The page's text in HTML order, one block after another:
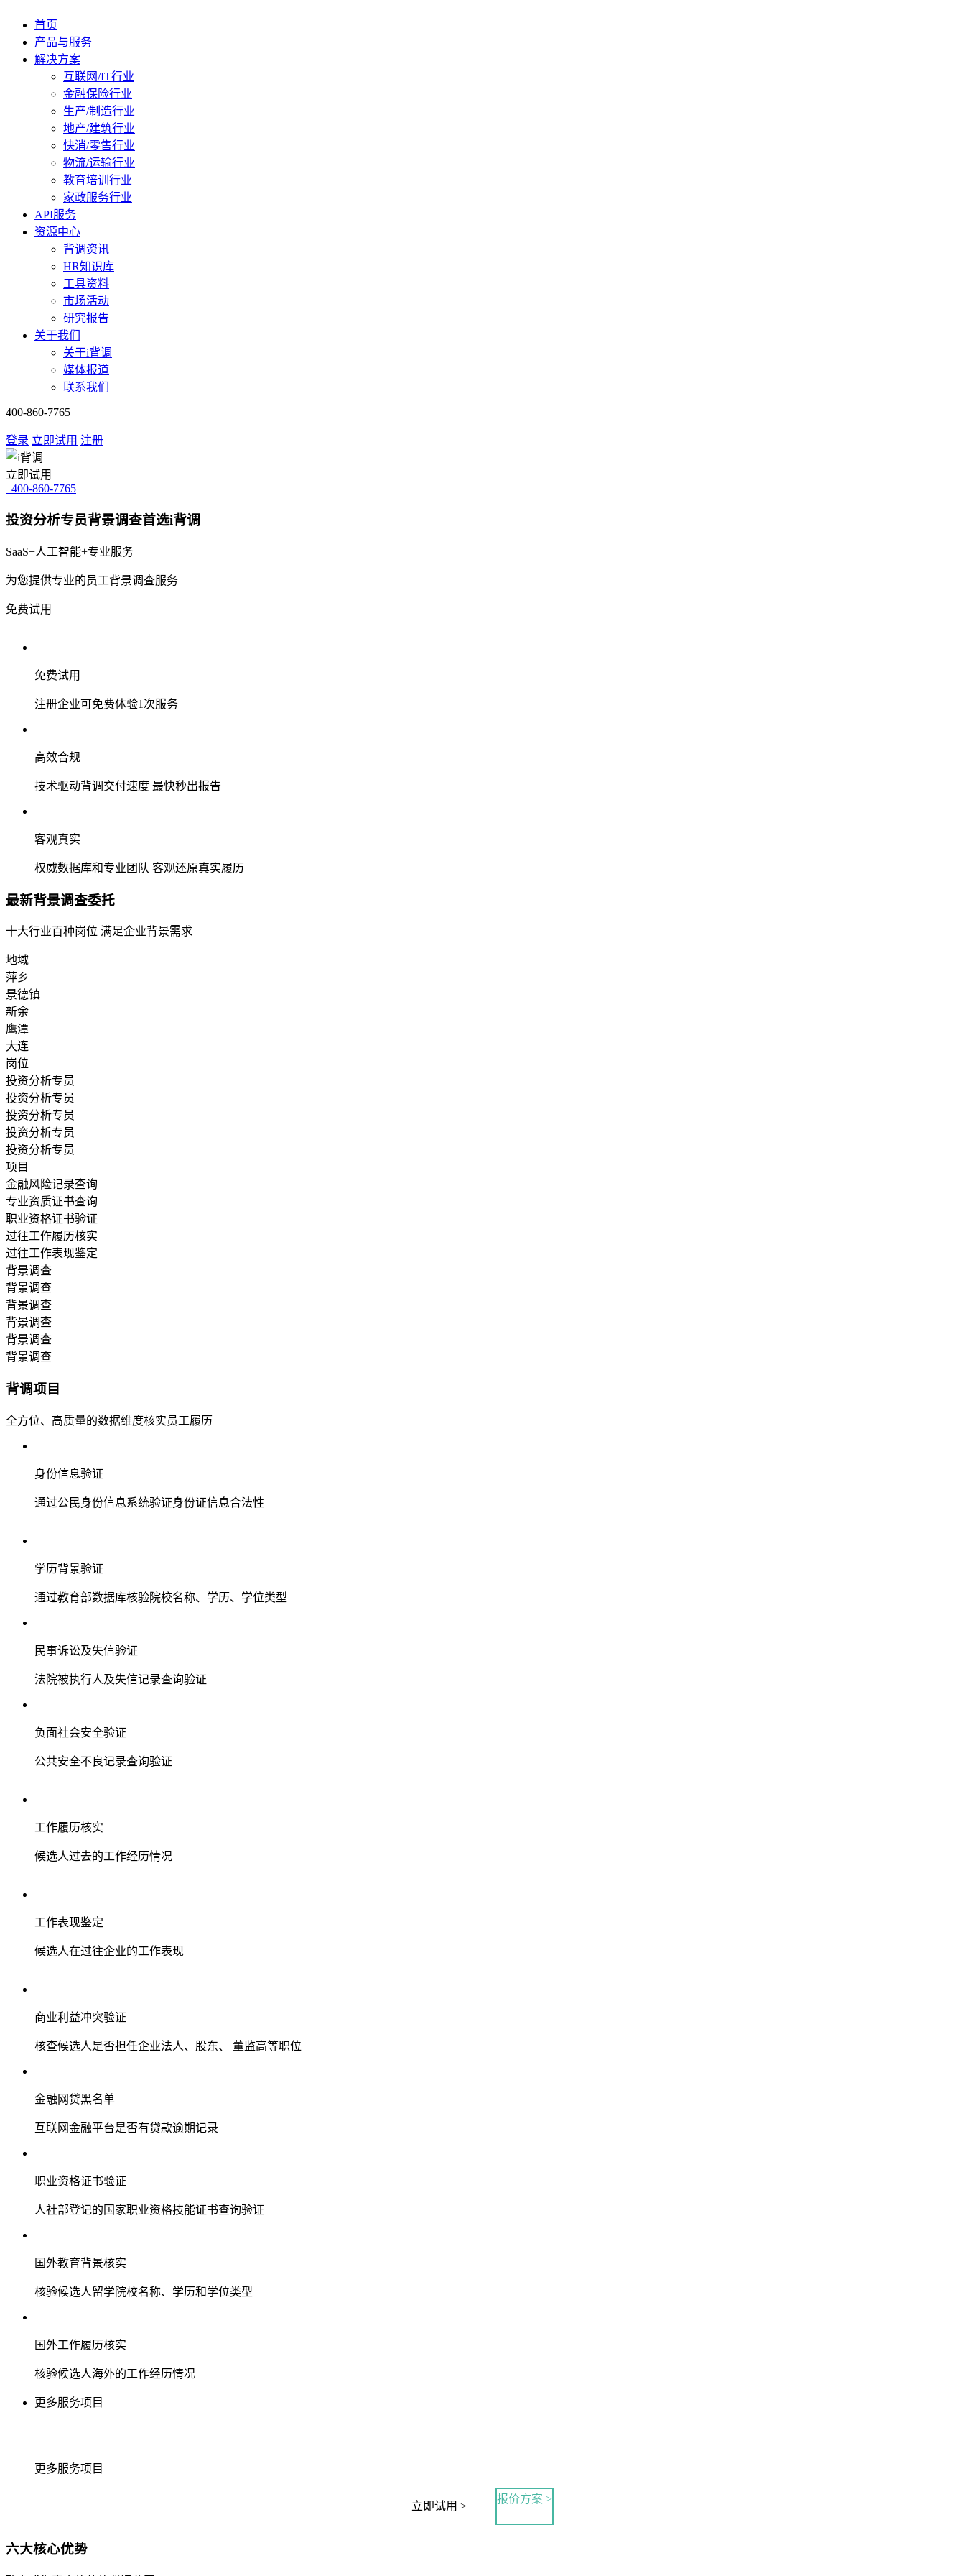
首页
产品与服务
解决方案
互联网/IT行业
金融保险行业
生产/制造行业
地产/建筑行业
快消/零售行业
物流/运输行业
教育培训行业
家政服务行业
API服务
资源中心
背调资讯
HR知识库
工具资料
市场活动
研究报告
关于我们
关于i背调
媒体报道
联系我们
400-860-7765
登录 立即试用 注册
立即试用
400-860-7765
投资分析专员背景调查首选i背调
SaaS+人工智能+专业服务
为您提供专业的员工背景调查服务
免费试用
免费试用
注册企业可免费体验1次服务
高效合规
技术驱动背调交付速度 最快秒出报告
客观真实
权威数据库和专业团队 客观还原真实履历
最新背景调查委托
十大行业百种岗位 满足企业背景需求
地域
萍乡
景德镇
新余
鹰潭
大连
岗位
投资分析专员
投资分析专员
投资分析专员
投资分析专员
投资分析专员
项目
金融风险记录查询
专业资质证书查询
职业资格证书验证
过往工作履历核实
过往工作表现鉴定
背景调查
背景调查
背景调查
背景调查
背景调查
背景调查
背调项目
全方位、高质量的数据维度核实员工履历
身份信息验证
通过公民身份信息系统验证身份证信息合法性
学历背景验证
通过教育部数据库核验院校名称、学历、学位类型
民事诉讼及失信验证
法院被执行人及失信记录查询验证
负面社会安全验证
公共安全不良记录查询验证
工作履历核实
候选人过去的工作经历情况
工作表现鉴定
候选人在过往企业的工作表现
商业利益冲突验证
核查候选人是否担任企业法人、股东、 董监高等职位
金融网贷黑名单
互联网金融平台是否有贷款逾期记录
职业资格证书验证
人社部登记的国家职业资格技能证书查询验证
国外教育背景核实
核验候选人留学院校名称、学历和学位类型
国外工作履历核实
核验候选人海外的工作经历情况
更多服务项目
更多服务项目
立即试用 >
报价方案 >
六大核心优势